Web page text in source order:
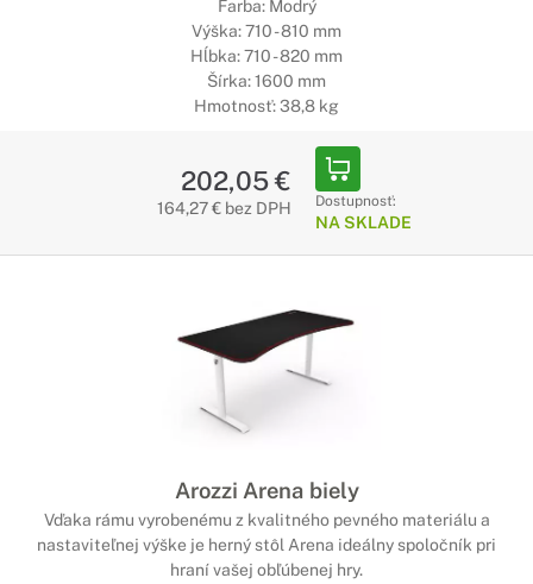
Farba: Modrý
Výška: 710 - 810 mm
Hĺbka: 710 - 820 mm
Šírka: 1600 mm
Hmotnosť: 38,8 kg
202,05 €
164,27 € bez DPH Dostupnosť:
NA SKLADE
Arozzi Arena biely
Vďaka rámu vyrobenému z kvalitného pevného materiálu a
nastaviteľnej výške je herný stôl Arena ideálny spoločník pri
hraní vašej obľúbenej hry.